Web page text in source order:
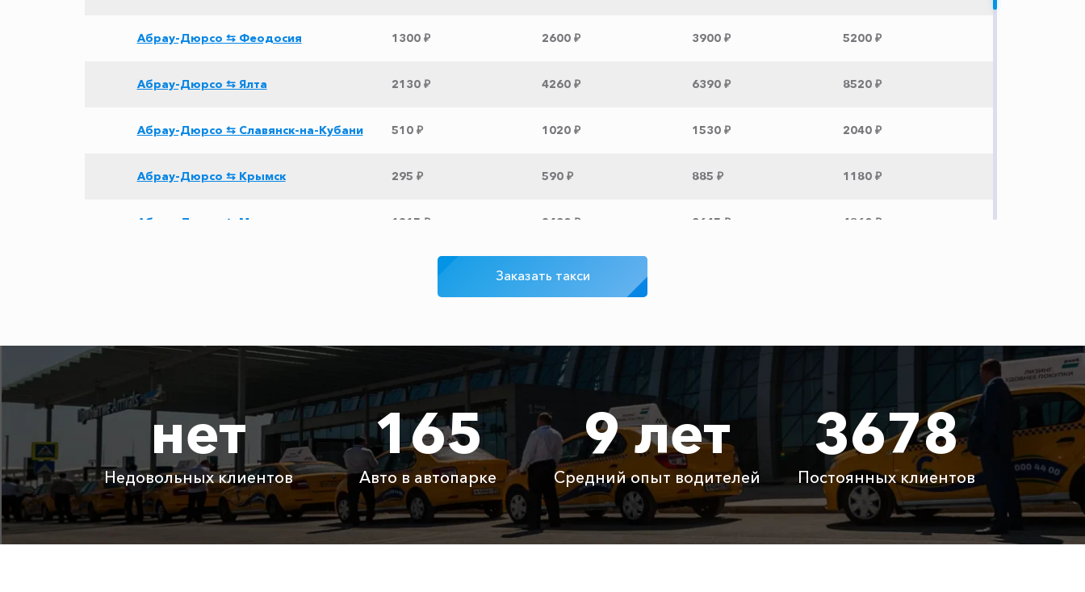
Абрау-Дюрсо ⇆ Феодосия 1300 ₽ 2600 ₽ 3900 ₽ 5200 ₽
Абрау-Дюрсо ⇆ Ялта 2130 ₽ 4260 ₽ 6390 ₽ 8520 ₽
Абрау-Дюрсо ⇆ Славянск-на-Кубани 510 ₽ 1020 ₽ 1530 ₽ 2040 ₽
Абрау-Дюрсо ⇆ Крымск 295 ₽ 590 ₽ 885 ₽ 1180 ₽
Абрау-Дюрсо ⇆ Мысовое 1215 ₽ 2430 ₽ 3645 ₽ 4860 ₽
Абрау-Дюрсо ⇆ Чайка 4190 ₽
Абрау-Дюрсо ⇆ Зуя 5115 ₽
Абрау-Дюрсо ⇆ Орлиное 2285 ₽ 4570 ₽ 6855 ₽ 9140 ₽
Детское автокресло Бесплатно Бесплатно Бесплатно Бесплатно
Ожидание машины Бесплатно Бесплатно Бесплатно Бесплатно
Заказать такси
нет
Недовольных клиентов
165
Авто в автопарке
9 лет
Средний опыт водителей
3678
Постоянных клиентов